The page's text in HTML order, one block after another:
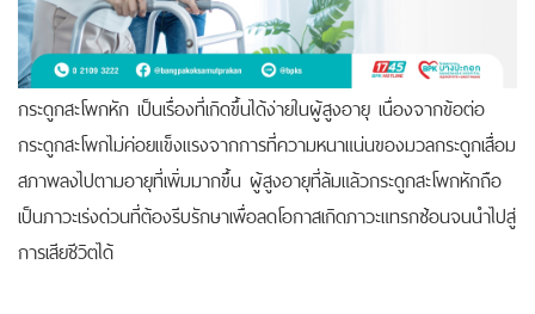
กระดูกสะโพกหัก เป็นเรื่องที่เกิดขึ้นได้ง่ายในผู้สูงอายุ เนื่องจากข้อต่อ
กระดูกสะโพกไม่ค่อยแข็งแรงจากการที่ความหนาแน่นของมวลกระดูกเสื่อม
สภาพลงไปตามอายุที่เพิ่มมากขึ้น ผู้สูงอายุที่ล้มแล้วกระดูกสะโพกหักถือ
เป็นภาวะเร่งด่วนที่ต้องรีบรักษาเพื่อลดโอกาสเกิดภาวะแทรกซ้อนจนนำไปสู่
การเสียชีวิตได้